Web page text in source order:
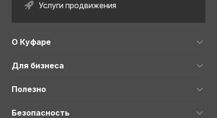
Услуги продвижения
О Куфаре
Для бизнеса
Полезно
Безопасность